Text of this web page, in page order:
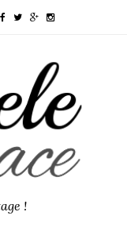
!